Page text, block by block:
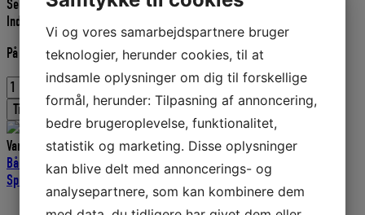
pris
195,00 DKK.
pris
175,50 DKK.
Selma splejsenål nr. 4
Indv. diameter 10 mm.
På lager
SELMA
SPLEJSENÅL
NR
4
-
10
MM
Tilføj til kurv
Varenummer (SKU):ENG13280100Kategorier:Sommer og sol
Bådudstyr,Tovværk,Liner og tovværk,Fiskeriudstyr ,Splejsenål
Splejseværktøj
Vi og vores samarbejdspartnere bruger
teknologier, herunder cookies, til at
indsamle oplysninger om dig til forskellige
formål, herunder: Tilpasning af annoncering,
bedre brugeroplevelse, funktionalitet,
statistik og marketing. Disse oplysninger
kan blive delt med annoncerings- og
analysepartnere, som kan kombinere dem